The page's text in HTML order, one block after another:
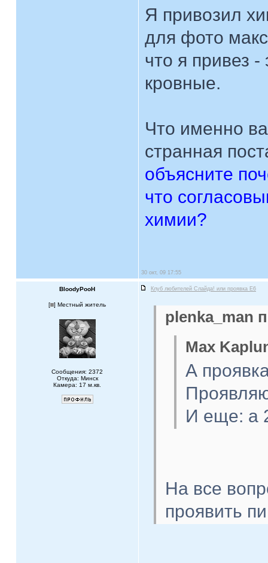
Я привозил
для фото
что я привез
кровные.
Что именно
странная
объясните
что
химии?
30 окт, 09 17:55
BloodyPooH Клуб любителей Слайда! или проявка E6
[ ] Местный житель
Сообщения: 2372
Откуда: Минск
Камера: 17 м.кв.
plenka_man
Max
А
И еще: а
На все
проявить